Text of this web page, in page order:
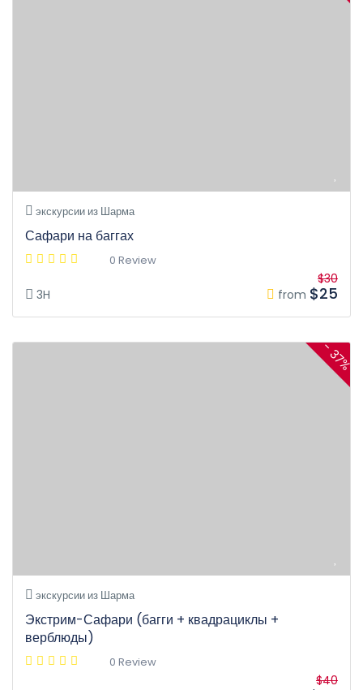
экскурсии из Шарма
Сафари на баггах
0 Review
3H from
$30
$25
- 37%
экскурсии из Шарма
Экстрим-Сафари (багги + квадрациклы +
верблюды)
0 Review
$40